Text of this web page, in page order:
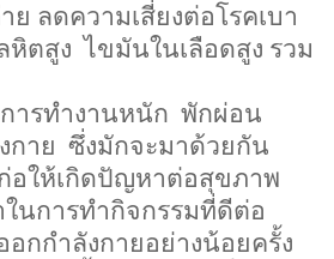
ลดความเสี่ยงต่อโรคเบา
ตสูง ไขมันในเลือดสูง รวม
วย
ทำงานหนัก พักผ่อน
กาย ซึ่งมักจะมาด้วยกัน
อให้เกิดปัญหาต่อสุขภาพ
ในการทำกิจกรรมที่ดีต่อ
อกกำลังกายอย่างน้อยครั้ง